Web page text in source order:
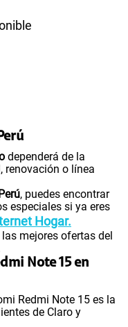
dependerá de la
renovación o línea
, puedes encontrar
especiales si ya eres
Hogar.
mejores ofertas del
Note 15 en
Redmi Note 15 es la
de Claro y